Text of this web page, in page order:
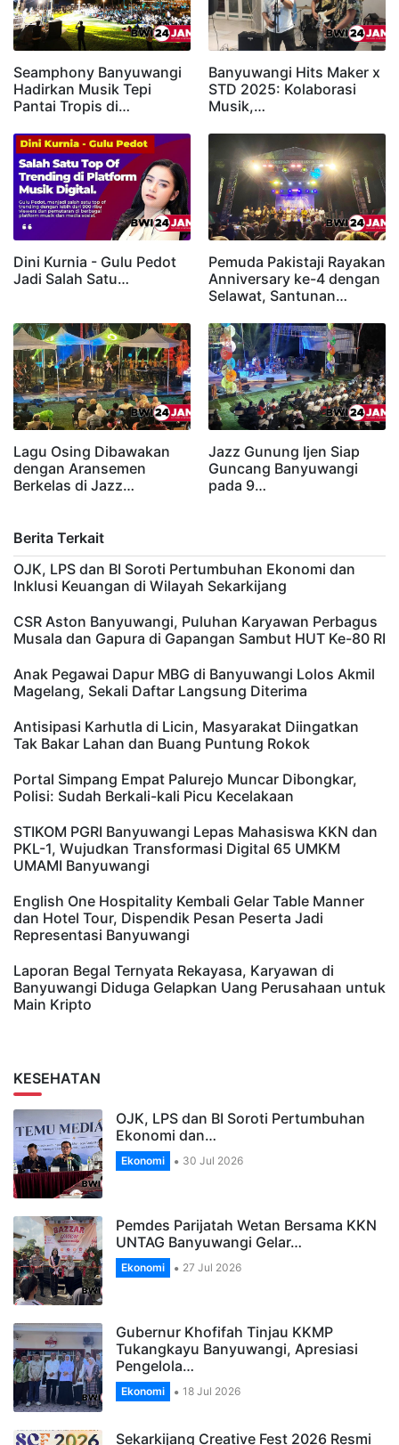
Seamphony Banyuwangi
Hadirkan Musik Tepi
Pantai Tropis di…
Banyuwangi Hits Maker x
STD 2025: Kolaborasi
Musik,…
Dini Kurnia - Gulu Pedot
Jadi Salah Satu…
Pemuda Pakistaji Rayakan
Anniversary ke-4 dengan
Selawat, Santunan…
Lagu Osing Dibawakan
dengan Aransemen
Berkelas di Jazz…
Jazz Gunung Ijen Siap
Guncang Banyuwangi
pada 9…
Berita Terkait
OJK, LPS dan BI Soroti Pertumbuhan Ekonomi dan
Inklusi Keuangan di Wilayah Sekarkijang
CSR Aston Banyuwangi, Puluhan Karyawan Perbagus
Musala dan Gapura di Gapangan Sambut HUT Ke-80 RI
Anak Pegawai Dapur MBG di Banyuwangi Lolos Akmil
Magelang, Sekali Daftar Langsung Diterima
Antisipasi Karhutla di Licin, Masyarakat Diingatkan
Tak Bakar Lahan dan Buang Puntung Rokok
Portal Simpang Empat Palurejo Muncar Dibongkar,
Polisi: Sudah Berkali-kali Picu Kecelakaan
STIKOM PGRI Banyuwangi Lepas Mahasiswa KKN dan
PKL-1, Wujudkan Transformasi Digital 65 UMKM
UMAMI Banyuwangi
English One Hospitality Kembali Gelar Table Manner
dan Hotel Tour, Dispendik Pesan Peserta Jadi
Representasi Banyuwangi
Laporan Begal Ternyata Rekayasa, Karyawan di
Banyuwangi Diduga Gelapkan Uang Perusahaan untuk
Main Kripto
KESEHATAN
OJK, LPS dan BI Soroti Pertumbuhan
Ekonomi dan…
Ekonomi 30 Jul 2026
Pemdes Parijatah Wetan Bersama KKN
UNTAG Banyuwangi Gelar…
Ekonomi 27 Jul 2026
Gubernur Khofifah Tinjau KKMP
Tukangkayu Banyuwangi, Apresiasi
Pengelola…
Ekonomi 18 Jul 2026
Sekarkijang Creative Fest 2026 Resmi